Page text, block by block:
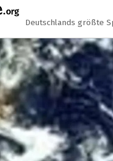
anzeigen